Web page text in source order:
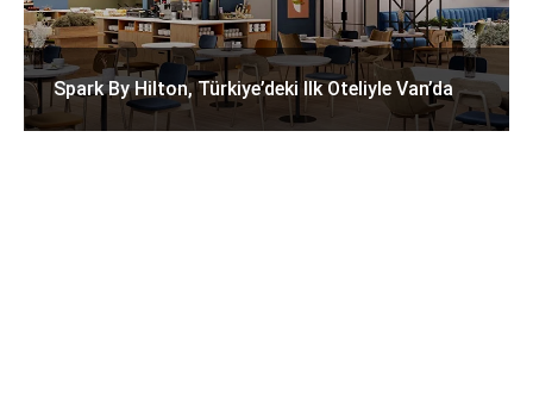
Spark By Hilton, Türkiye’deki Ilk Oteliyle Van’da